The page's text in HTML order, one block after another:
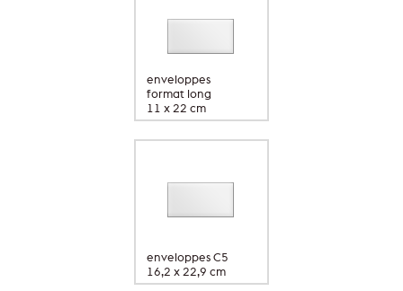
enveloppes
format long
11 x 22 cm
enveloppes C5
16,2 x 22,9 cm